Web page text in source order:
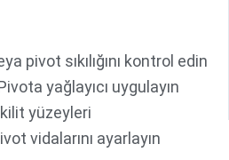
pivot sıkılığını kontrol edin
yağlayıcı uygulayın
yüzeyleri
vidalarını ayarlayın